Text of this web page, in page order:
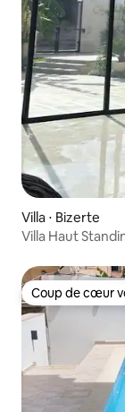
Villa ⋅ Bizerte
Villa Haut
Coup de cœur
Coup de cœur